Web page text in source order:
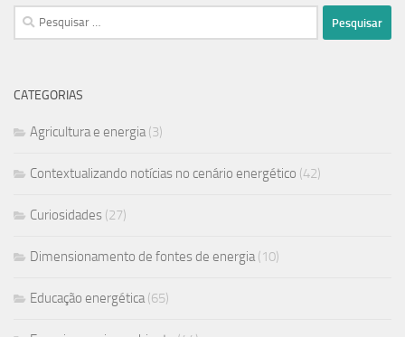
CATEGORIAS
Agricultura e energia(3)
Contextualizando notícias no cenário energético (42)
Curiosidades (27)
Dimensionamento de fontes de energia(10)
Educação energética(65)